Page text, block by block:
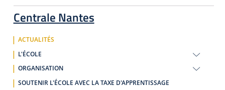
Centrale Nantes
ACTUALITÉS
L'ÉCOLE
ORGANISATION
SOUTENIR L'ÉCOLE AVEC LA TAXE D'APPRENTISSAGE